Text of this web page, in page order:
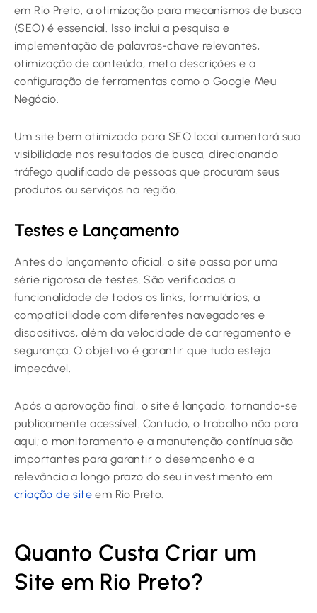
em Rio Preto, a otimização para mecanismos de busca
(SEO) é essencial. Isso inclui a pesquisa e
implementação de palavras-chave relevantes,
otimização de conteúdo, meta descrições e a
configuração de ferramentas como o Google Meu
Negócio.
Um site bem otimizado para SEO local aumentará sua
visibilidade nos resultados de busca, direcionando
tráfego qualificado de pessoas que procuram seus
produtos ou serviços na região.
Testes e Lançamento
Antes do lançamento oficial, o site passa por uma
série rigorosa de testes. São verificadas a
funcionalidade de todos os links, formulários, a
compatibilidade com diferentes navegadores e
dispositivos, além da velocidade de carregamento e
segurança. O objetivo é garantir que tudo esteja
impecável.
Após a aprovação final, o site é lançado, tornando-se
publicamente acessível. Contudo, o trabalho não para
aqui; o monitoramento e a manutenção contínua são
importantes para garantir o desempenho e a
relevância a longo prazo do seu investimento em
criação de site em Rio Preto.
Quanto Custa Criar um
Site em Rio Preto?